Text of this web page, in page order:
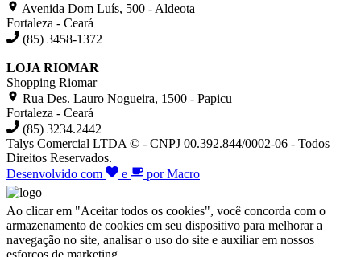
Avenida Dom Luís, 500 - Aldeota
Fortaleza - Ceará
(85) 3458-1372
LOJA RIOMAR
Shopping Riomar
Rua Des. Lauro Nogueira, 1500 - Papicu
Fortaleza - Ceará
(85) 3234.2442
Talys Comercial LTDA © - CNPJ 00.392.844/0002-06 - Todos
Direitos Reservados.
Desenvolvido com
e por Macro
Ao clicar em "Aceitar todos os cookies", você concorda com o
armazenamento de cookies em seu dispositivo para melhorar a
navegação no site, analisar o uso do site e auxiliar em nossos
esforços de marketing.